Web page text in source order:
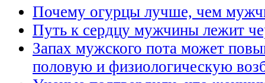
Почему огурцы лучше, чем
Путь к сердцу мужчины лежит
Запах мужского пота может
половую и физиологическую